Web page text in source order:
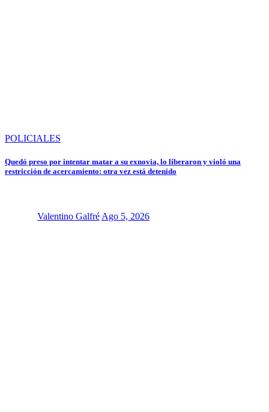
POLICIALES
Quedó preso por intentar matar a su exnovia, lo liberaron y violó una
restricción de acercamiento: otra vez está detenido
Valentino GalfréAgo 5, 2026